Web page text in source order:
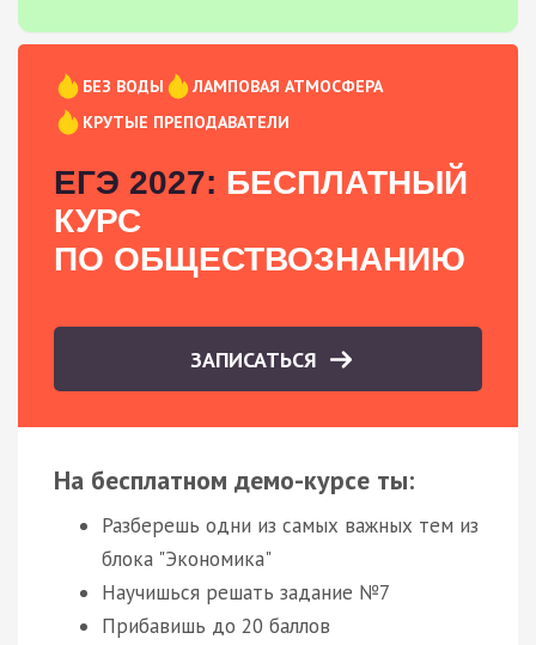
БЕЗ ВОДЫ
ЛАМПОВАЯ АТМОСФЕРА
КРУТЫЕ ПРЕПОДАВАТЕЛИ
ЕГЭ 2027: БЕСПЛАТНЫЙ
КУРС
ПО ОБЩЕСТВОЗНАНИЮ
ЗАПИСАТЬСЯ
На бесплатном демо-курсе ты:
Разберешь одни из самых важных тем из
блока "Экономика"
Научишься решать задание №7
Прибавишь до 20 баллов